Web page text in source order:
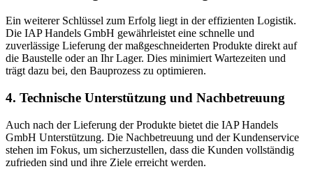
Ein weiterer Schlüssel zum Erfolg liegt in der effizienten Logistik.
Die IAP Handels GmbH gewährleistet eine schnelle und
zuverlässige Lieferung der maßgeschneiderten Produkte direkt auf
die Baustelle oder an Ihr Lager. Dies minimiert Wartezeiten und
trägt dazu bei, den Bauprozess zu optimieren.
4. Technische Unterstützung und Nachbetreuung
Auch nach der Lieferung der Produkte bietet die IAP Handels
GmbH Unterstützung. Die Nachbetreuung und der Kundenservice
stehen im Fokus, um sicherzustellen, dass die Kunden vollständig
zufrieden sind und ihre Ziele erreicht werden.